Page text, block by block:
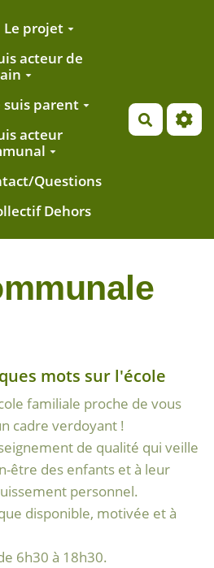
Le projet
acteur de
suis parent
acteur
Questions
Dehors
mots sur l'école
familiale proche de vous
cadre verdoyant !
de qualité qui veille
être des enfants et à leur
personnel.
disponible, motivée et à
6h30 à 18h30.